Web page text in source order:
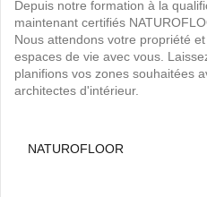
Depuis notre formation à la
maintenant certifiés
Nous attendons votre propriété
espaces de vie avec vous.
planifions vos zones souhaitées
architectes d'intérieur.
NATUROFLOOR